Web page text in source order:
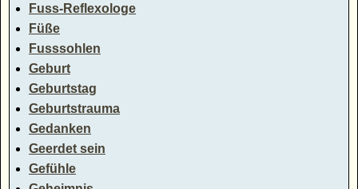
Fuss-Reflexologe
Füße
Fusssohlen
Geburt
Geburtstag
Geburtstrauma
Gedanken
Geerdet sein
Gefühle